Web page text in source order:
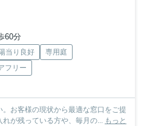
60分
当り良好
専用庭
フリー
お客様の現状から最適な窓口をご提
が残っている方や、毎月の... もっと